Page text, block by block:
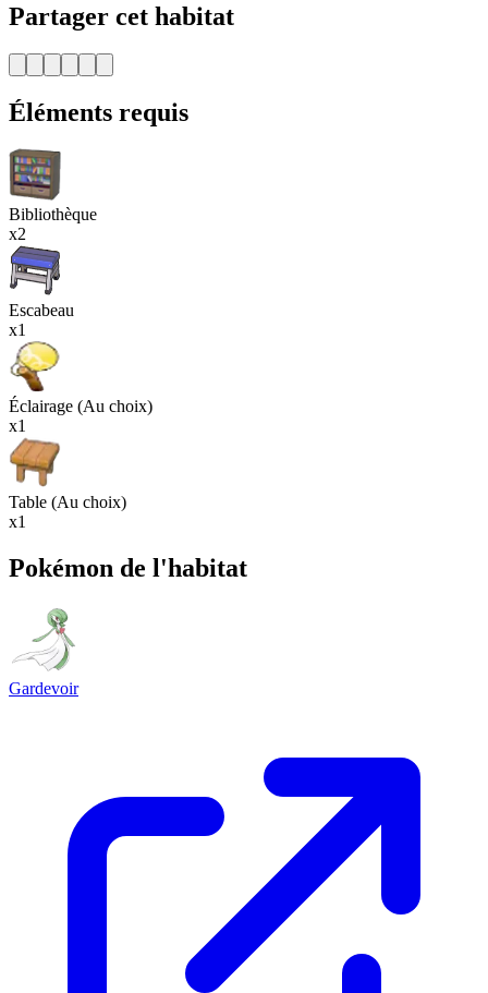
Partager cet habitat
Éléments requis
Bibliothèque
x2
Escabeau
x1
Éclairage (Au choix)
x1
Table (Au choix)
x1
Pokémon de l'habitat
Gardevoir